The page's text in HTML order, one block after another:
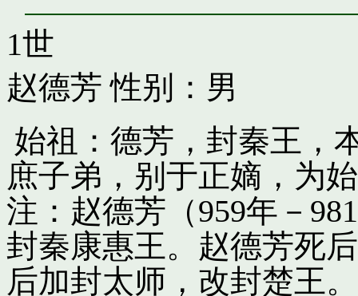
1世
赵德芳 性别：男
始祖：德芳，封秦王，
庶子弟，别于正嫡，为
注：赵德芳（959年－
封秦康惠王。赵德芳死
后加封太师，改封楚王